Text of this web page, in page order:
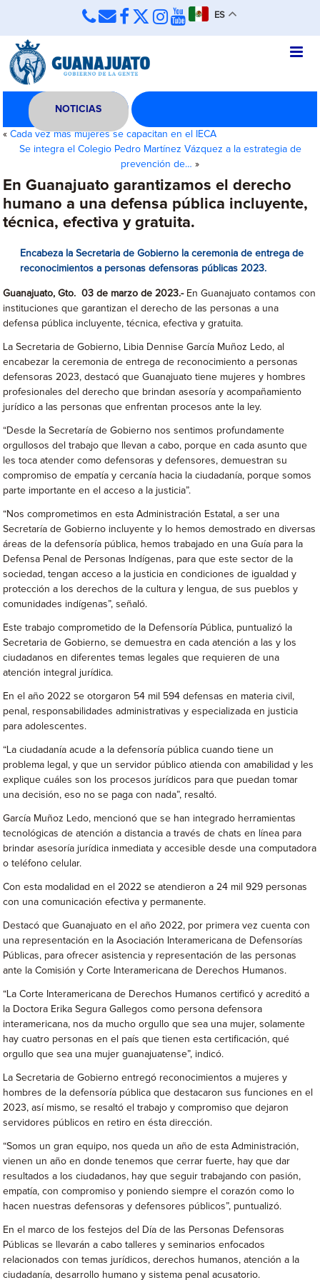
ES
NOTICIAS
«Cada vez más mujeres se capacitan en el IECA
Se integra el Colegio Pedro Martínez Vázquez a la estrategia de
prevención de… »
En Guanajuato garantizamos el derecho
humano a una defensa pública incluyente,
técnica, efectiva y gratuita.
Encabeza la Secretaria de Gobierno la ceremonia de entrega de
reconocimientos a personas defensoras públicas 2023.
Guanajuato, Gto. 03 de marzo de 2023.-En Guanajuato contamos con
instituciones que garantizan el derecho de las personas a una
defensa pública incluyente, técnica, efectiva y gratuita.
La Secretaria de Gobierno, Libia Dennise García Muñoz Ledo, al
encabezar la ceremonia de entrega de reconocimiento a personas
defensoras 2023, destacó que Guanajuato tiene mujeres y hombres
profesionales del derecho que brindan asesoría y acompañamiento
jurídico a las personas que enfrentan procesos ante la ley.
“Desde la Secretaría de Gobierno nos sentimos profundamente
orgullosos del trabajo que llevan a cabo, porque en cada asunto que
les toca atender como defensoras y defensores, demuestran su
compromiso de empatía y cercanía hacia la ciudadanía, porque somos
parte importante en el acceso a la justicia”.
“Nos comprometimos en esta Administración Estatal, a ser una
Secretaría de Gobierno incluyente y lo hemos demostrado en diversas
áreas de la defensoría pública, hemos trabajado en una Guía para la
Defensa Penal de Personas Indígenas, para que este sector de la
sociedad, tengan acceso a la justicia en condiciones de igualdad y
protección a los derechos de la cultura y lengua, de sus pueblos y
comunidades indígenas”, señaló.
Este trabajo comprometido de la Defensoría Pública, puntualizó la
Secretaria de Gobierno, se demuestra en cada atención a las y los
ciudadanos en diferentes temas legales que requieren de una
atención integral jurídica.
En el año 2022 se otorgaron 54 mil 594 defensas en materia civil,
penal, responsabilidades administrativas y especializada en justicia
para adolescentes.
“La ciudadanía acude a la defensoría pública cuando tiene un
problema legal, y que un servidor público atienda con amabilidad y les
explique cuáles son los procesos jurídicos para que puedan tomar
una decisión, eso no se paga con nada”, resaltó.
García Muñoz Ledo, mencionó que se han integrado herramientas
tecnológicas de atención a distancia a través de chats en línea para
brindar asesoría jurídica inmediata y accesible desde una computadora
o teléfono celular.
Con esta modalidad en el 2022 se atendieron a 24 mil 929 personas
con una comunicación efectiva y permanente.
Destacó que Guanajuato en el año 2022, por primera vez cuenta con
una representación en la Asociación Interamericana de Defensorías
Públicas, para ofrecer asistencia y representación de las personas
ante la Comisión y Corte Interamericana de Derechos Humanos.
“La Corte Interamericana de Derechos Humanos certificó y acreditó a
la Doctora Erika Segura Gallegos como persona defensora
interamericana, nos da mucho orgullo que sea una mujer, solamente
hay cuatro personas en el país que tienen esta certificación, qué
orgullo que sea una mujer guanajuatense”, indicó.
La Secretaria de Gobierno entregó reconocimientos a mujeres y
hombres de la defensoría pública que destacaron sus funciones en el
2023, así mismo, se resaltó el trabajo y compromiso que dejaron
servidores públicos en retiro en ésta dirección.
“Somos un gran equipo, nos queda un año de esta Administración,
vienen un año en donde tenemos que cerrar fuerte, hay que dar
resultados a los ciudadanos, hay que seguir trabajando con pasión,
empatía, con compromiso y poniendo siempre el corazón como lo
hacen nuestras defensoras y defensores públicos”, puntualizó.
En el marco de los festejos del Día de las Personas Defensoras
Públicas se llevarán a cabo talleres y seminarios enfocados
relacionados con temas jurídicos, derechos humanos, atención a la
ciudadanía, desarrollo humano y sistema penal acusatorio.